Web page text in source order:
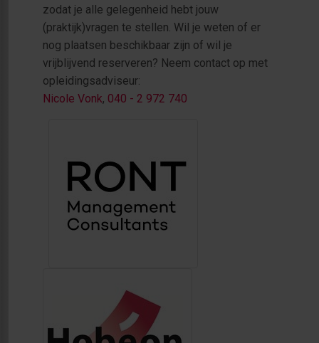
zodat je alle gelegenheid hebt jouw
(praktijk)vragen te stellen. Wil je weten of er
nog plaatsen beschikbaar zijn of wil je
vrijblijvend reserveren? Neem contact op met
opleidingsadviseur:
Nicole Vonk, 040 - 2 972 740